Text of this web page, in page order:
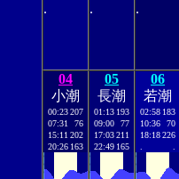
. . .
04
小潮
00:23207
07:31
76
15:11 202
20:26 163
05
長潮
01:13 193
09:00
77
17:03211
22:49 165
06
若潮
02:58 183
10:36
70
18:18226